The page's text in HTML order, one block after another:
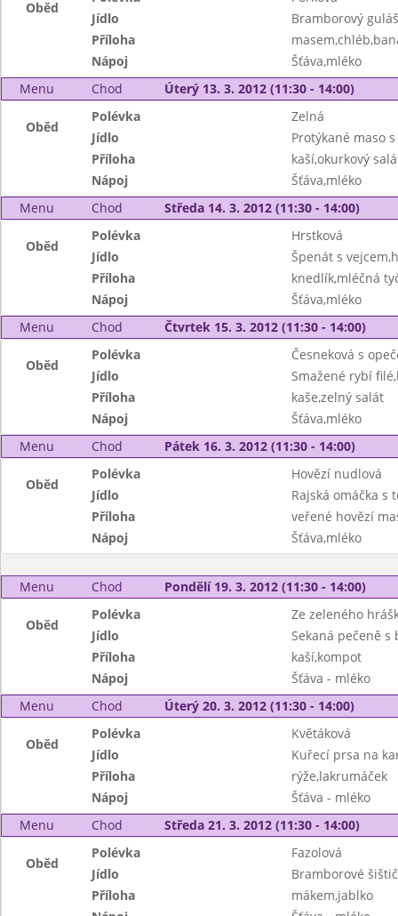
Oběd
Jídlo
Bramborový
Příloha
Nápoj
Šťáva,mléko
Menu
Chod Úterý 13. 3. 2012 (11:30 - 14:00)
Oběd
Polévka
Zelná
Jídlo
Protýkané maso
Příloha
kaší,okurkový
Nápoj
Šťáva,mléko
Menu
Chod Středa 14. 3. 2012 (11:30 - 14:00)
Oběd
Polévka
Hrstková
Jídlo
Špenát s
Příloha
knedlík,mléčná
Nápoj
Šťáva,mléko
Menu
Chod Čtvrtek 15. 3. 2012 (11:30 - 14:00)
Oběd
Polévka
Česneková s
Jídlo
Smažené rybí
Příloha
kaše,zelný salát
Nápoj
Šťáva,mléko
Menu
Chod Pátek 16. 3. 2012 (11:30 - 14:00)
Oběd
Polévka
Hovězí nudlová
Jídlo
Rajská omáčka s
Příloha
veřené hovězí
Nápoj
Šťáva,mléko
Menu Chod Pondělí 19. 3. 2012 (11:30 - 14:00)
Oběd
Polévka
Ze zeleného
Jídlo
Sekaná pečeně s
Příloha
kaší,kompot
Nápoj
Šťáva - mléko
Menu
Chod Úterý 20. 3. 2012 (11:30 - 14:00)
Oběd
Polévka
Květáková
Jídlo
Kuřecí prsa na
Příloha
rýže,lakrumáček
Nápoj
Šťáva - mléko
Menu
Chod Středa 21. 3. 2012 (11:30 - 14:00)
Oběd
Polévka
Fazolová
Jídlo
Bramborové
Příloha
mákem,jablko